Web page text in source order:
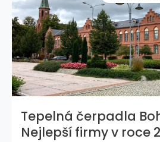
Tepelná čerpadla
Nejlepší firmy v roce